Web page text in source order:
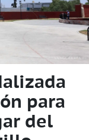
para
del